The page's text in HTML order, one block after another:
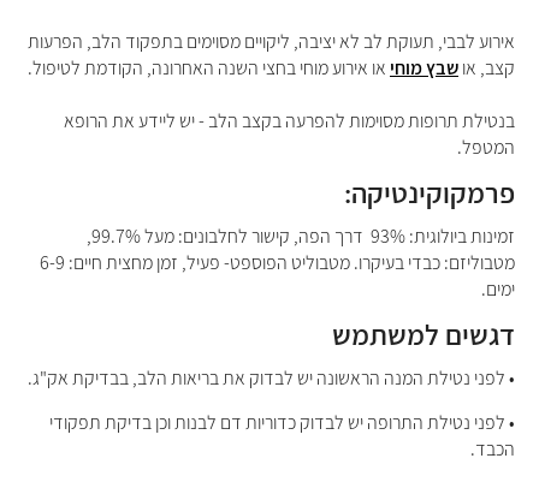
אירוע לבבי, תעוקת לב לא יציבה, ליקויים מסוימים בתפקוד הלב, הפרעות
קצב, אושבץ מוחי או אירוע מוחי בחצי השנה האחרונה, הקודמת לטיפול.
בנטילת תרופות מסוימות להפרעה בקצב הלב - יש ליידע את הרופא
המטפל.
פרמקוקינטיקה:
זמינות ביולוגית: 93% דרך הפה, קישור לחלבונים: מעל 99.7%,
מטבוליזם: כבדי בעיקרו. מטבוליט הפוספט- פעיל, זמן מחצית חיים: 6-9
ימים.
דגשים למשתמש
• לפני נטילת המנה הראשונה יש לבדוק את בריאות הלב, בבדיקת אק"ג.
• לפני נטילת התרופה יש לבדוק כדוריות דם לבנות וכן בדיקת תפקודי
הכבד.